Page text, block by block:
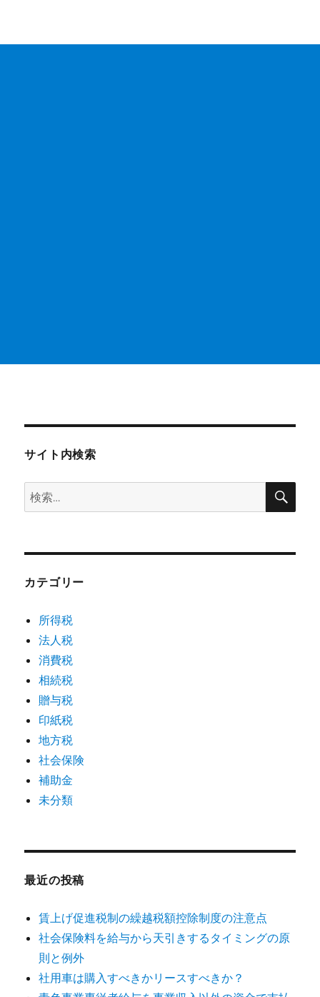
サイト内検索
検
索:
検
カテゴリー
所得税
法人税
消費税
相続税
贈与税
印紙税
地方税
社会保険
補助金
未分類
最近の投稿
賃上げ促進税制の繰越税額控除制度の注意点
社会保険料を給与から天引きするタイミングの原
則と例外
社用車は購入すべきかリースすべきか？